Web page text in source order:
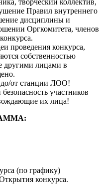
Правил внутреннего
дисциплины и
Оргкомитета, членов
проведения конкурса,
собственностью
другими лицами в
от станции ЛОО!
участников
их лица!
(по графику)
конкурса.